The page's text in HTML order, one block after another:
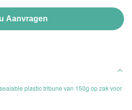
Aanvragen
plastic tribune van 150g op zak voor